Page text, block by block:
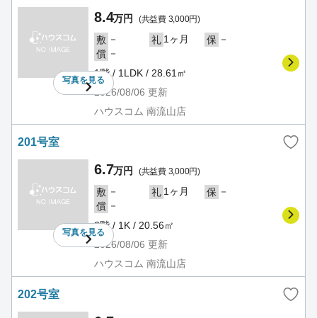
写真を見る
8.4万円 (共益費 3,000円)
敷 － 礼 1ヶ月 保 －
償 －
1階 / 1LDK / 28.61㎡
2026/08/06 更新
ハウスコム 南流山店
201号室
写真を見る
6.7万円 (共益費 3,000円)
敷 － 礼 1ヶ月 保 －
償 －
2階 / 1K / 20.56㎡
2026/08/06 更新
ハウスコム 南流山店
202号室